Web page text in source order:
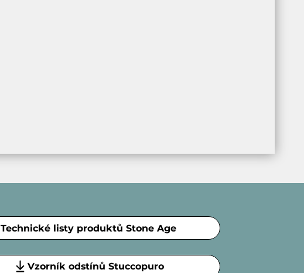
Technické listy produktů Stone Age
Vzorník odstínů Stuccopuro